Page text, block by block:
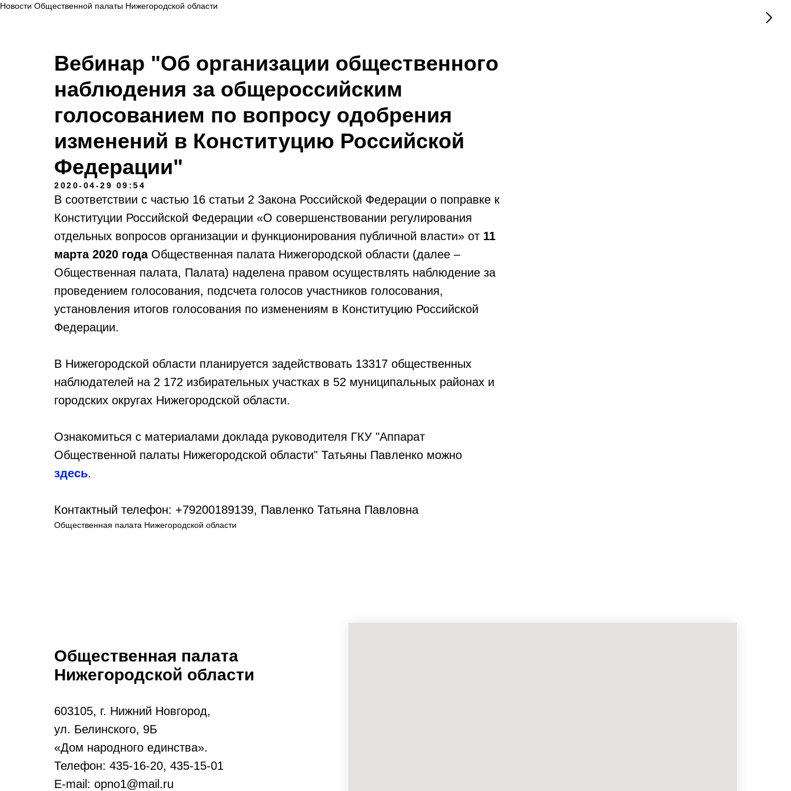
Новости Общественной палаты Нижегородской области
Вебинар "Об организации общественного
наблюдения за общероссийским
голосованием по вопросу одобрения
изменений в Конституцию Российской
Федерации"
2020-04-29 09:54
В соответствии с частью 16 статьи 2 Закона Российской Федерации о поправке к
Конституции Российской Федерации «О совершенствовании регулирования
отдельных вопросов организации и функционирования публичной власти» от 11
марта 2020 годаОбщественная палата Нижегородской области (далее –
Общественная палата, Палата) наделена правом осуществлять наблюдение за
проведением голосования, подсчета голосов участников голосования,
установления итогов голосования по изменениям в Конституцию Российской
Федерации.
В Нижегородской области планируется задействовать 13317 общественных
наблюдателей на 2 172 избирательных участках в 52 муниципальных районах и
городских округах Нижегородской области.
Ознакомиться с материалами доклада руководителя ГКУ "Аппарат
Общественной палаты Нижегородской области" Татьяны Павленко можно
здесь.
Контактный телефон: +79200189139, Павленко Татьяна Павловна
Общественная палата Нижегородской области
Общественная палата
Нижегородской области
603105, г. Нижний Новгород,
ул. Белинского, 9Б
«Дом народного единства».
Телефон: 435-16-20, 435-15-01
E-mail: opno1@mail.ru